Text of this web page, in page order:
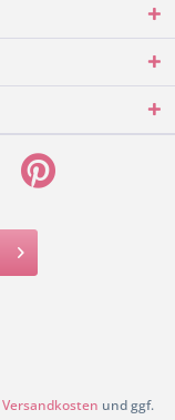
Versandkosten und ggf.